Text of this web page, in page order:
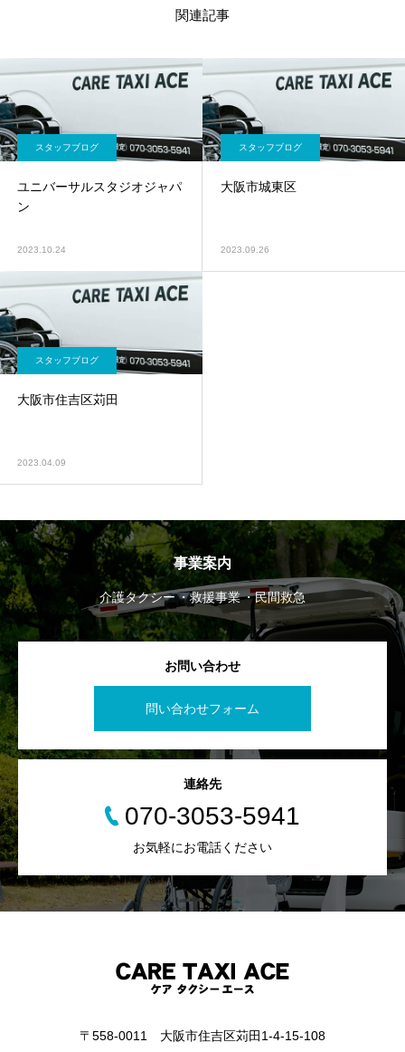
関連記事
スタッフブログ
ユニバーサルスタジオジャパ
ン
2023.10.24
スタッフブログ
大阪市城東区
2023.09.26
スタッフブログ
大阪市住吉区苅田
2023.04.09
事業案内
介護タクシー 救援事業 民間救急
お問い合わせ
問い合わせフォーム
連絡先
070-3053-5941
お気軽にお電話ください
〒558-0011 大阪市住吉区苅田1-4-15-108